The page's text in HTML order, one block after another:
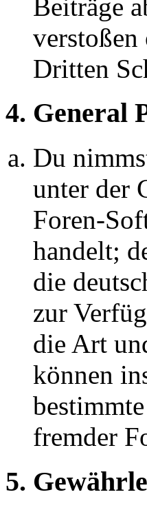
Beiträge
verstoßen
Dritten
4. General
Du
unter der
Foren-
handelt;
die
zur
die Art
können
fremder
5.